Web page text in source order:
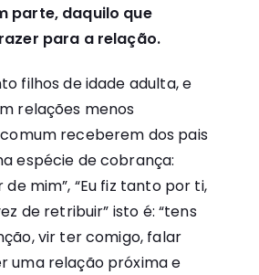
parte, daquilo que
para a relação.
filhos de idade adulta, e
relações menos
receberem dos pais
espécie de cobrança:
de mim”, “Eu fiz tanto por ti,
de retribuir” isto é: “tens
vir ter comigo, falar
uma relação próxima e